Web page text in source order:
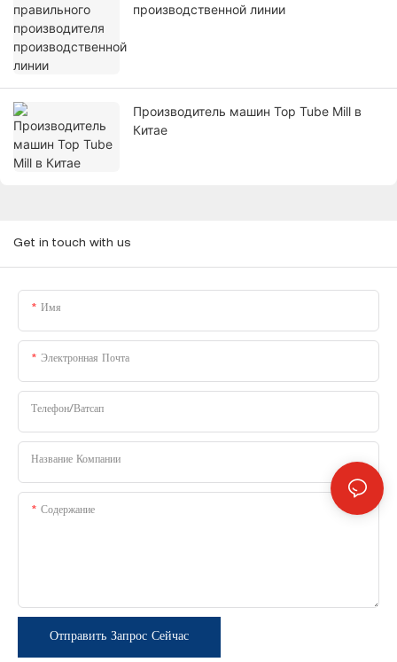
производственной линии
Производитель машин Top Tube Mill в
Китае
Get in touch with us
Имя
Электронная Почта
Телефон/Ватсап
Название Компании
Содержание
Отправить Запрос Сейчас